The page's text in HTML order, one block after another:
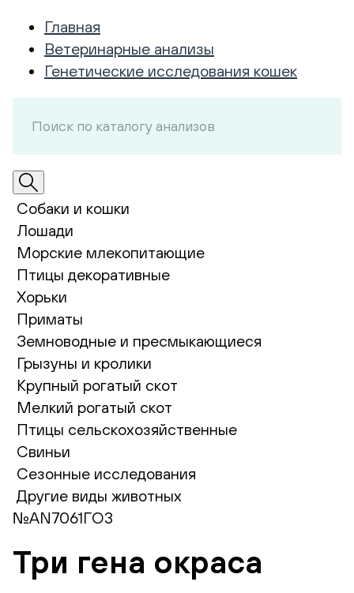
Главная
Ветеринарные анализы
Генетические исследования кошек
Собаки и кошки
Лошади
Морские млекопитающие
Птицы декоративные
Хорьки
Приматы
Земноводные и пресмыкающиеся
Грызуны и кролики
Крупный рогатый скот
Мелкий рогатый скот
Птицы сельскохозяйственные
Свиньи
Сезонные исследования
Другие виды животных
№AN7061ГО3
Три гена окраса